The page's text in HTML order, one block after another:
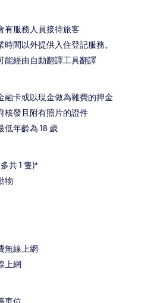
有服務人員接待旅客
間以外提供入住登記服務。
能經由自動翻譯工具翻譯
融卡或以現金做為雜費的押金
核發且附有照片的證件
低年齡為 18 歲
共 1 隻)*
物
無線上網
上網